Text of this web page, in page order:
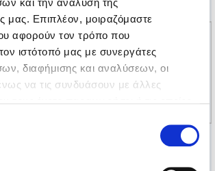
μας. Επιπλέον, μοιραζόμαστε
αφορούν τον τρόπο που
ιστότοπό μας με συνεργάτες
διαφήμισης και αναλύσεων, οι
να τις συνδυάσουν με άλλες